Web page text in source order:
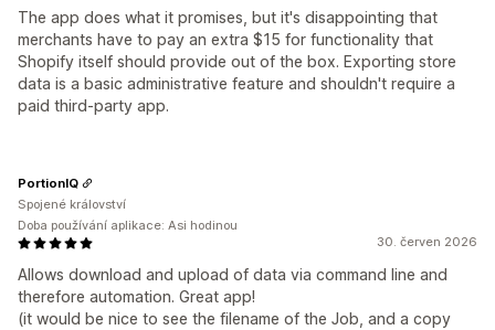
The app does what it promises, but it's disappointing that
merchants have to pay an extra $15 for functionality that
Shopify itself should provide out of the box. Exporting store
data is a basic administrative feature and shouldn't require a
paid third-party app.
30. červen 2026
Allows download and upload of data via command line and
therefore automation. Great app!
(it would be nice to see the filename of the Job, and a copy
PortionIQ
Spojené království
Doba používání aplikace: Asi hodinou